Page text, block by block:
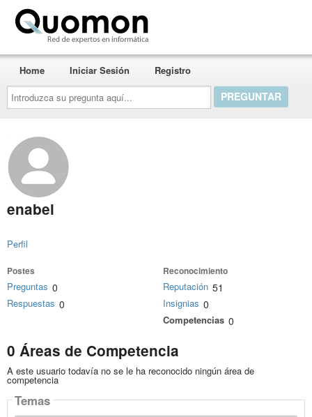
Introduzca
su
pregunta
aquí...
Home Iniciar Sesión Registro
enabel
Perfil
Postes
Preguntas 0
Respuestas 0
Reconocimiento
Reputación 51
Insignias 0
Competencias 0
0 Áreas de Competencia
A este usuario todavía no se le ha reconocido ningún área de
competencia
Temas